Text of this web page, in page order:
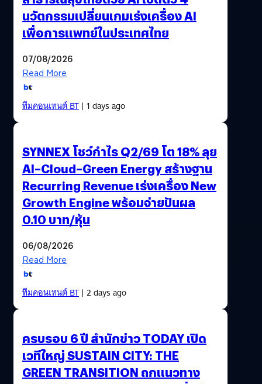
นวัตกรรมเปลี่ยนเกมเร่งเครื่อง AI
เพื่อการแพทย์ในประเทศไทย
07/08/2026
Read More
ทีมคอนเทนต์ BT| 1 days ago
SYNNEX โชว์กำไร Q2/69 โต 18% ลุย
AI–Cloud–Green Energy สร้างฐาน
Recurring Revenue เร่งเครื่อง New
Growth Engine พร้อมจ่ายปันผล
0.10 บาท/หุ้น
06/08/2026
Read More
ทีมคอนเทนต์ BT| 2 days ago
ครบรอบ 6 ปี สำนักข่าว TODAY เปิด
เวทีใหญ่ SUSTAIN CITY: THE
GREEN TRANSITION ถกแนวทาง